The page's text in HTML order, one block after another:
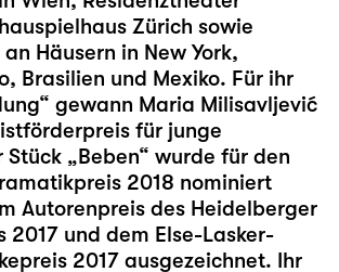
Zürich sowie
Häusern in New York,
Brasilien und Mexiko. Für ihr
gewann Maria Milisavljević
für junge
„Beben“ wurde für den
2018 nominiert
Autorenpreis des Heidelberger
2017 und dem Else-Lasker-
2017 ausgezeichnet. Ihr